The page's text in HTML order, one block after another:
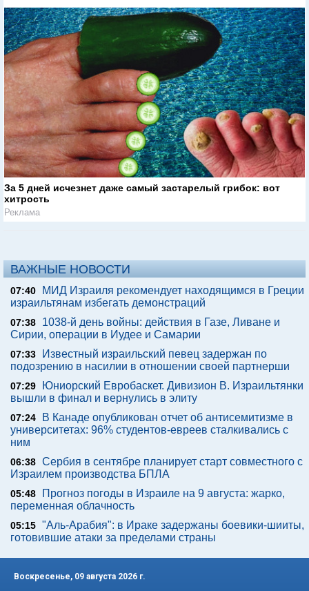
За 5 дней исчезнет даже самый застарелый грибок: вот
хитрость
Реклама
ВАЖНЫЕ НОВОСТИ
07:40
МИД Израиля рекомендует находящимся в Греции
израильтянам избегать демонстраций
07:38
1038-й день войны: действия в Газе, Ливане и
Сирии, операции в Иудее и Самарии
07:33
Известный израильский певец задержан по
подозрению в насилии в отношении своей партнерши
07:29
Юниорский Евробаскет. Дивизион В. Израильтянки
вышли в финал и вернулись в элиту
07:24
В Канаде опубликован отчет об антисемитизме в
университетах: 96% студентов-евреев сталкивались с
ним
06:38 Сербия в сентябре планирует старт совместного с
Израилем производства БПЛА
05:48
Прогноз погоды в Израиле на 9 августа: жарко,
переменная облачность
05:15 "Аль-Арабия": в Ираке задержаны боевики-шииты,
готовившие атаки за пределами страны
Воскресенье, 09 августа 2026 г.